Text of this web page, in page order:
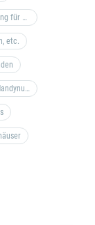
Teilnehmermanagement & Zertifikatserstellung für Bildungseinrichtungen, Coaches, etc.
etc.
Gastdaten-Erfassung inkl. Verifizierung der Handynummer & Zuflussteuerung